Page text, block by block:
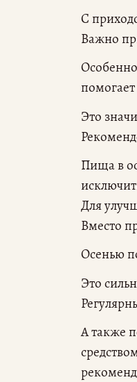
С
Важно
Это
Пища в
Для
Вместо
Осенью
Это
А также